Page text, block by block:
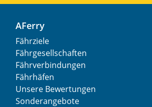
AFerry
Fährziele
Fährgesellschaften
Fährverbindungen
Fährhäfen
Unsere Bewertungen
Sonderangebote